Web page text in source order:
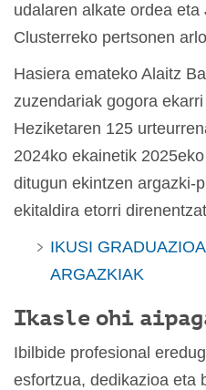
udalaren alkate ordea eta
Clusterreko pertsonen
Hasiera emateko Alaitz
zuzendariak gogora
Heziketaren 125
2024ko ekainetik
ditugun ekintzen argazki-
ekitaldira etorri
IKUSI
ARGAZKIAK
Ikasle ohi
Ibilbide profesional
esfortzua, dedikazioa eta